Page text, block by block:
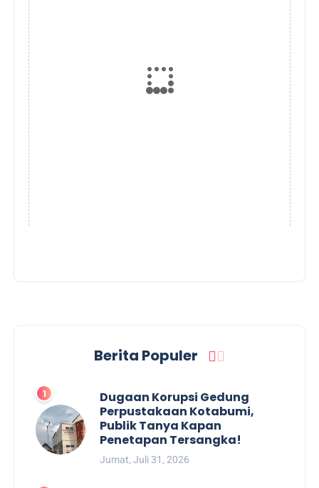
Berita Populer
Dugaan Korupsi Gedung
Perpustakaan Kotabumi,
Publik Tanya Kapan
Penetapan Tersangka!
Jumat, Juli 31, 2026